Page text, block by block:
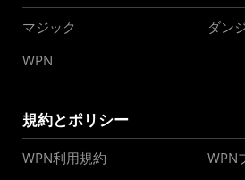
マジック
ダン
WPN
規約とポリシー
WPN利用規約
WPN